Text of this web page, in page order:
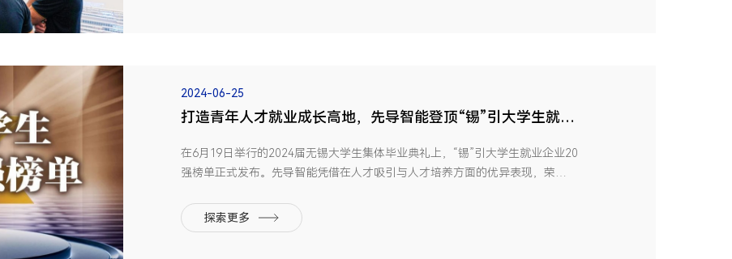
2024-06-25
打造青年人才就业成长高地，先导智能登顶“锡”引大学生就业
在6月19日举行的2024届无锡大学生集体毕业典礼上，“锡”引大学生就业企业20
强榜单正式发布。先导智能凭借在人才吸引与人才培养方面的优异表现，荣
布，旨在为高校毕业生提供就业风向标，为社会各界提供观察和思考如何更好引
才育才留才的新视角。作为...
探索更多